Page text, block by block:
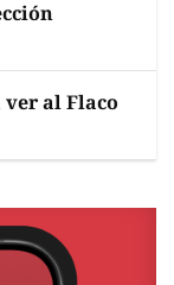
al Flaco